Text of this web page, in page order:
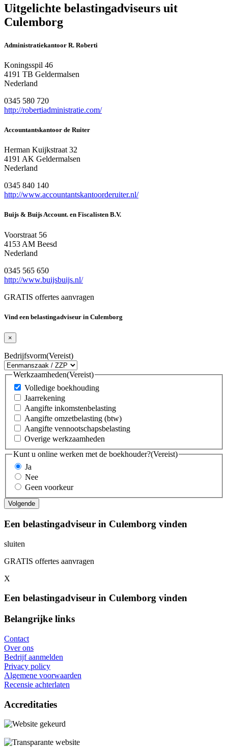
Uitgelichte belastingadviseurs uit
Culemborg
Administratiekantoor R. Roberti
Koningsspil 46
4191 TB Geldermalsen
Nederland
0345 580 720
http://robertiadministratie.com/
Accountantskantoor de Ruiter
Herman Kuijkstraat 32
4191 AK Geldermalsen
Nederland
0345 840 140
http://www.accountantskantoorderuiter.nl/
Buijs & Buijs Account. en Fiscalisten B.V.
Voorstraat 56
4153 AM Beesd
Nederland
0345 565 650
http://www.buijsbuijs.nl/
GRATIS offertes aanvragen
Vind een belastingadviseur in Culemborg
×
Bedrijfsvorm(Vereist)
Werkzaamheden(Vereist)
Volledige boekhouding
Jaarrekening
Aangifte inkomstenbelasting
Aangifte omzetbelasting (btw)
Aangifte vennootschapsbelasting
Overige werkzaamheden
Kunt u online werken met de boekhouder?(Vereist)
Ja
Nee
Geen voorkeur
Een belastingadviseur in Culemborg vinden
sluiten
GRATIS offertes aanvragen
X
Een belastingadviseur in Culemborg vinden
Belangrijke links
Contact
Over ons
Bedrijf aanmelden
Privacy policy
Algemene voorwaarden
Recensie achterlaten
Accreditaties